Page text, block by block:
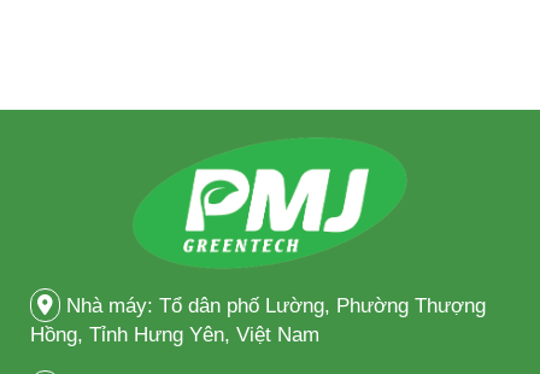
Nhà máy: Tổ dân phố Lường, Phường Thượng
Hồng, Tỉnh Hưng Yên, Việt Nam